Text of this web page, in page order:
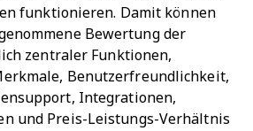
funktionieren. Damit können
Bewertung der
zentraler Funktionen,
Benutzerfreundlichkeit,
Integrationen,
und Preis-Leistungs-Verhältnis